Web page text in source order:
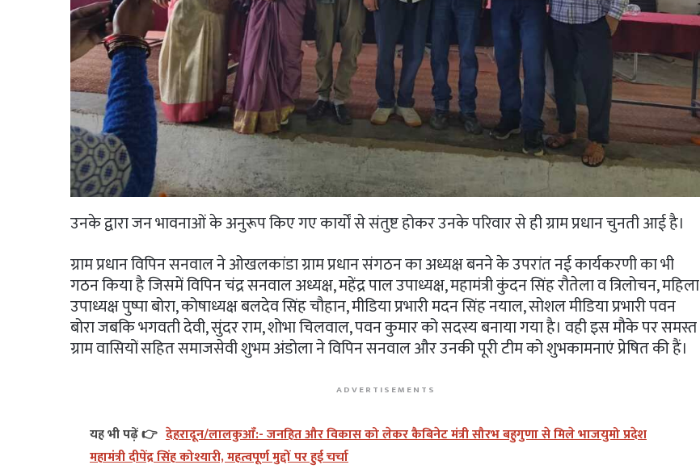
उनके द्वारा जन भावनाओं के अनुरूप किए गए कार्यों से संतुष्ट होकर उनके परिवार से ही ग्राम प्रधान चुनती आई है।
ग्राम प्रधान विपिन सनवाल ने ओखलकांडा ग्राम प्रधान संगठन का अध्यक्ष बनने के उपरांत नई कार्यकरणी का भी
गठन किया है जिसमें विपिन चंद्र सनवाल अध्यक्ष, महेंद्र पाल उपाध्यक्ष, महामंत्री कुंदन सिंह रौतेला व त्रिलोचन, महिला
उपाध्यक्ष पुष्पा बोरा, कोषाध्यक्ष बलदेव सिंह चौहान, मीडिया प्रभारी मदन सिंह नयाल, सोशल मीडिया प्रभारी पवन
बोरा जबकि भगवती देवी, सुंदर राम, शोभा चिलवाल, पवन कुमार को सदस्य बनाया गया है। वही इस मौके पर समस्त
ग्राम वासियों सहित समाजसेवी शुभम अंडोला ने विपिन सनवाल और उनकी पूरी टीम को शुभकामनाएं प्रेषित की हैं।
ADVERTISEMENTS
यह भी पढ़ें 👉 देहरादून/लालकुआँ:- जनहित और विकास को लेकर कैबिनेट मंत्री सौरभ बहुगुणा से मिले भाजयुमो प्रदेश
महामंत्री दीपेंद्र सिंह कोश्यारी, महत्वपूर्ण मुद्दों पर हुई चर्चा